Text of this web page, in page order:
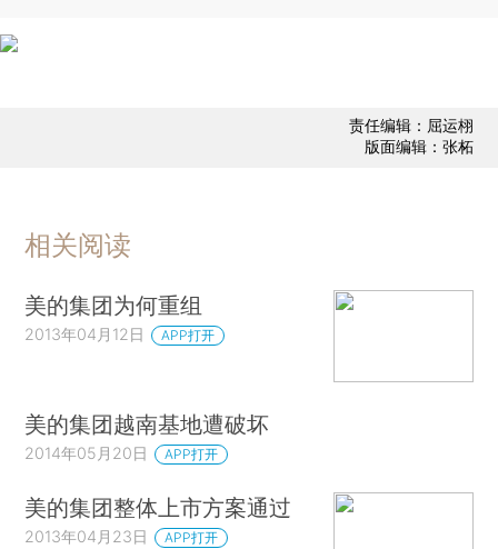
责任编辑：屈运栩
版面编辑：张柘
相关阅读
美的集团为何重组
2013年04月12日 APP打开
美的集团越南基地遭破坏
2014年05月20日 APP打开
美的集团整体上市方案通过
2013年04月23日 APP打开